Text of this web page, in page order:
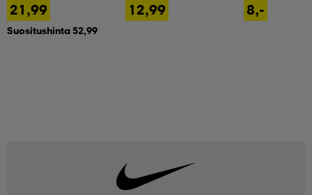
21,99
Suositushinta 52,99
12,99 8,-